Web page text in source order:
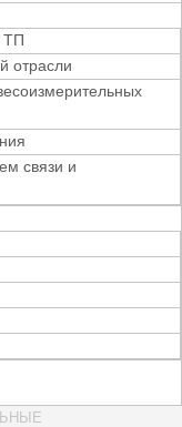
ТП
отрасли
связи и